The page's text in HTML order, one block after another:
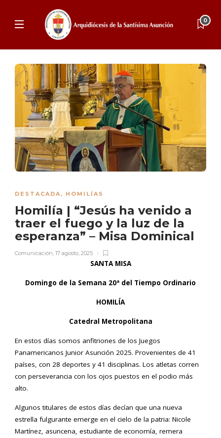
0
DESTACADA, HOMILÍAS
Homilía | “Jesús ha venido a
traer el fuego y la luz de la
esperanza” – Misa Dominical
Comunicación, 17 agosto, 2025
SANTA MISA
Domingo de la Semana 20ª del Tiempo Ordinario
HOMILÍA
Catedral Metropolitana
En estos días somos anfitriones de los Juegos
Panamericanos Junior Asunción 2025. Provenientes de 41
países, con 28 deportes y 41 disciplinas. Los atletas corren
con perseverancia con los ojos puestos en el podio más
alto.
Algunos titulares de estos días decían que una nueva
estrella fulgurante emerge en el cielo de la patria: Nicole
Martínez, asuncena, estudiante de economía, remera